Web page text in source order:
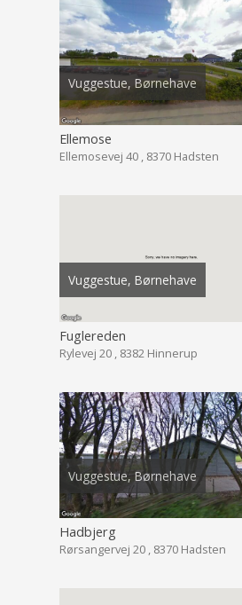
Vuggestue, Børnehave
Ellemose
Ellemosevej 40 , 8370 Hadsten
Vuggestue, Børnehave
Fuglereden
Rylevej 20 , 8382 Hinnerup
Vuggestue, Børnehave
Hadbjerg
Rørsangervej 20 , 8370 Hadsten